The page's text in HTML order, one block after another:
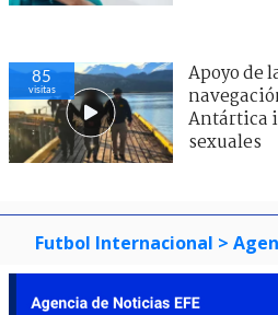
85
visitas
Apoyo de
Antártica
sexuales
Futbol Internacional >